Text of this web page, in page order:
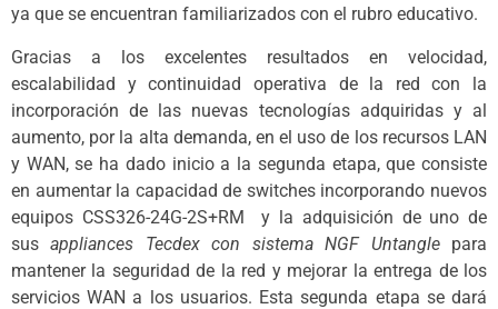
ya que se encuentran familiarizados con el rubro educativo.
Gracias a los excelentes resultados en velocidad,
escalabilidad y continuidad operativa de la red con la
incorporación de las nuevas tecnologías adquiridas y al
aumento, por la alta demanda, en el uso de los recursos LAN
y WAN, se ha dado inicio a la segunda etapa, que consiste
en aumentar la capacidad de switches incorporando nuevos
equipos CSS326-24G-2S+RM y la adquisición de uno de
susappliances Tecdex con sistema NGF Untanglepara
mantener la seguridad de la red y mejorar la entrega de los
servicios WAN a los usuarios. Esta segunda etapa se dará